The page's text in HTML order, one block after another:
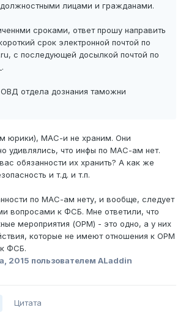
лицами и гражданами.
сроками, ответ прошу направить
срок электронной почтой по
с последующей досылкой почтой по
отдела дознания таможни
юрики), МАС-и не храним. Они
удивлялись, что инфы по МАС-ам нет.
обязанности их хранить? А как же
и т.д. и т.п.
по МАС-ам нету, и вообще, следует
вопросами к ФСБ. Мне ответили, что
мероприятия (ОРМ) - это одно, а у них
которые не имеют отношения к ОРМ
к ФСБ.
2015 пользователем ALaddin
Цитата